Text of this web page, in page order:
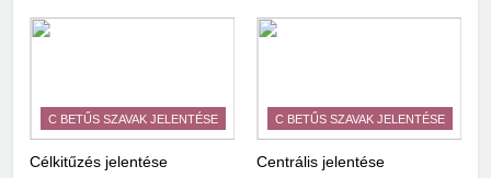
C BETŰS SZAVAK JELENTÉSE
Célkitűzés jelentése
C BETŰS SZAVAK JELENTÉSE
Centrális jelentése